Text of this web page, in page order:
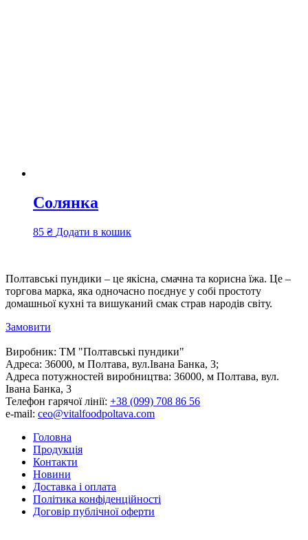
Солянка
85 ₴ Додати в кошик
Полтавські пундики – це якісна, смачна та корисна їжа. Це –
торгова марка, яка одночасно поєднує у собі простоту
домашньої кухні та вишуканий смак страв народів світу.
Замовити
Виробник: ТМ "Полтавські пундики"
Адреса: 36000, м Полтава, вул.Івана Банка, 3;
Адреса потужностей виробництва: 36000, м Полтава, вул.
Івана Банка, 3
Телефон гарячої лінії: +38 (099) 708 86 56
e-mail: ceo@vitalfoodpoltava.com
Головна
Продукція
Контакти
Новини
Доставка і оплата
Політика конфіденційності
Договір публічної оферти